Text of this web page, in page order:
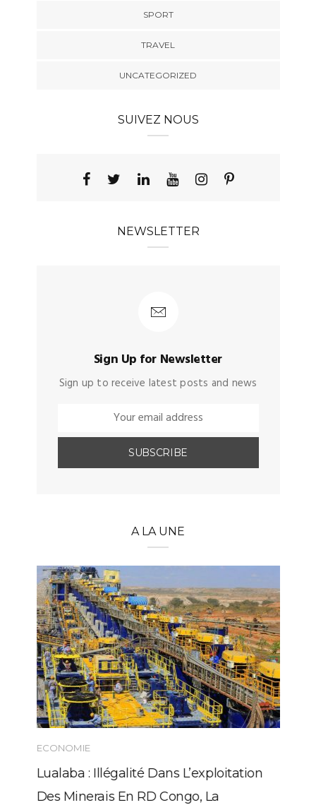
SPORT
TRAVEL
UNCATEGORIZED
SUIVEZ NOUS
NEWSLETTER
Sign Up for Newsletter
Sign up to receive latest posts and news
A LA UNE
ECONOMIE
Lualaba : Illégalité Dans L’exploitation
Des Minerais En RD Congo, La